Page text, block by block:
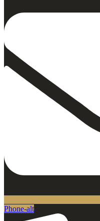
Phone-alt